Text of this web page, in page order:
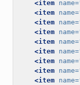
<item name=
<item name=
<item name=
<item name=
<item name=
<item name=
<item name=
<item name=
<item name=